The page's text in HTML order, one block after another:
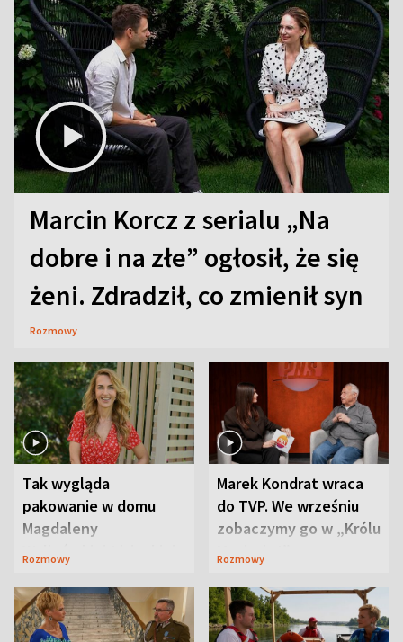
Marcin Korcz z serialu „Na
dobre i na złe” ogłosił, że się
żeni. Zdradził, co zmienił syn
Rozmowy
Tak wygląda
pakowanie w domu
Magdaleny
Waligórskiej-Lisieckiej.
Rozmowy
Marek Kondrat wraca
do TVP. We wrześniu
zobaczymy go w „Królu
Maciusiu I”
Rozmowy